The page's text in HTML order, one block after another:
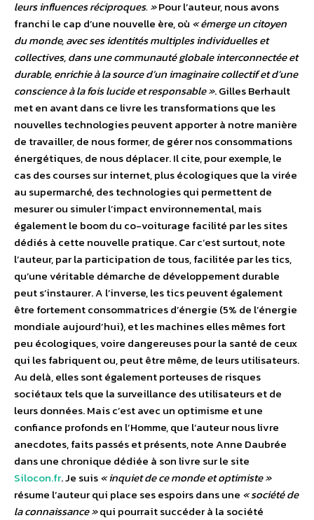
leurs influences réciproques. »Pour l’auteur, nous avons
franchi le cap d’une nouvelle ère, où « émerge un citoyen
du monde, avec ses identités multiples individuelles et
collectives, dans une communauté globale interconnectée et
durable, enrichie à la source d’un imaginaire collectif et d’une
conscience à la fois lucide et responsable ». Gilles Berhault
met en avant dans ce livre les transformations que les
nouvelles technologies peuvent apporter à notre manière
de travailler, de nous former, de gérer nos consommations
énergétiques, de nous déplacer. Il cite, pour exemple, le
cas des courses sur internet, plus écologiques que la virée
au supermarché, des technologies qui permettent de
mesurer ou simuler l’impact environnemental, mais
également le boom du co-voiturage facilité par les sites
dédiés à cette nouvelle pratique. Car c’est surtout, note
l’auteur, par la participation de tous, facilitée par les tics,
qu’une véritable démarche de développement durable
peut s’instaurer. A l’inverse, les tics peuvent également
être fortement consommatrices d’énergie (5% de l’énergie
mondiale aujourd’hui), et les machines elles mêmes fort
peu écologiques, voire dangereuses pour la santé de ceux
qui les fabriquent ou, peut être même, de leurs utilisateurs.
Au delà, elles sont également porteuses de risques
sociétaux tels que la surveillance des utilisateurs et de
leurs données. Mais c’est avec un optimisme et une
confiance profonds en l’Homme, que l’auteur nous livre
anecdotes, faits passés et présents, note Anne Daubrée
dans une chronique dédiée à son livre sur le site
Silocon.fr. Je suis« inquiet de ce monde et optimiste »
résume l’auteur qui place ses espoirs dans une « société de
la connaissance »qui pourrait succéder à la société